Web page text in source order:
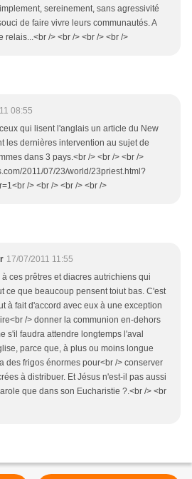
sereinement, sans agressivité
de faire vivre leurs communautés. A
relais...<br /> <br /> <br /> <br />
08:55
qui lisent l'anglais un article du New
les dernières intervention au sujet de
dans 3 pays.<br /> <br /> <br />
2011/07/23/world/23priest.html?
/> <br /> <br /> <br />
17/07/2011 11:55
à ces prêtres et diacres autrichiens qui
ce que beaucoup pensent toiut bas. C'est
à fait d'accord avec eux à une exception
/> donner la communion en-dehors
s'il faudra attendre longtemps l'aval
parce que, à plus ou moins longue
des frigos énormes pour<br /> conserver
à distribuer. Et Jésus n'est-il pas aussi
que dans son Eucharistie ?.<br /> <br